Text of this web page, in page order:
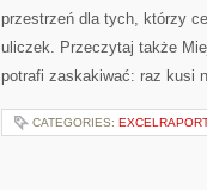
przestrzeń dla tych, którzy
uliczek. Przeczytaj także
potrafi zaskakiwać: raz kusi
CATEGORIES: